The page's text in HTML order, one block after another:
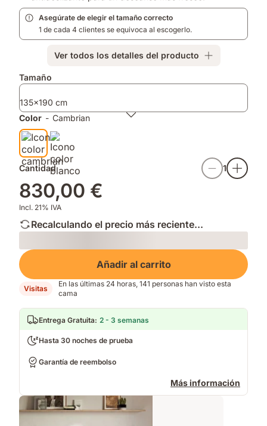
con
sistema
SmartLift:
la
con
suavidad
y
sin
ruido.
930
litros
tu
Soporte
ideal
transpirable
antideslizante
para
un
descanso
más
fresco.
Asegúrate de elegir el tamaño correcto
1 de cada 4 clientes se equivoca al escogerlo.
Ver todos los detalles del producto
Complementos
Tamaño
135x190 cm
Color - Cambrian
Cantidad 1
830,00 €
Incl. 21% IVA
Recalculando el precio más reciente...
Loading
Añadir al carrito
Visitas
En las últimas 24 horas, 141 personas han visto esta
cama
Entrega Gratuita: 2 - 3 semanas
Hasta 30 noches de prueba
Garantía de reembolso
Más información